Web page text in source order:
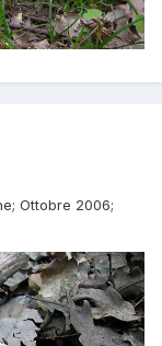
Ottobre 2006;